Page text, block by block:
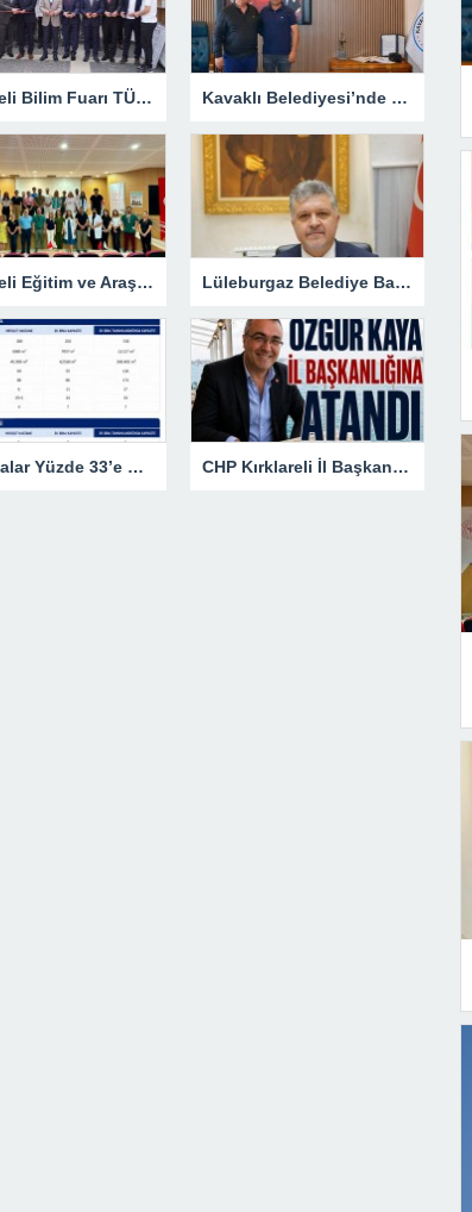
Kırklareli Bilim Fuarı TÜBİTAK’ın Resmî Sayfasında Kavaklı Belediyesi’nde Fahri Özkan Ziyareti
Kırklareli Eğitim ve Araştırma Hastanesi’nde Eğitim Planlaması Masaya Yatırıldı Lüleburgaz Belediye Başkanı Murat Gerenli CHP’den İstifa Etti
Çalışmalar Yüzde 33’e Ulaştı CHP Kırklareli İl Başkanlığına Özgür Kaya Atandı